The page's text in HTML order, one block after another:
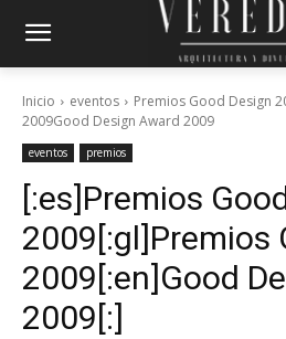
Inicio eventos
Premios Good Design
2009Good Design Award 2009
eventos premios
[:es]Premios
2009[:gl]Premios
2009[:en]Good
2009[:]